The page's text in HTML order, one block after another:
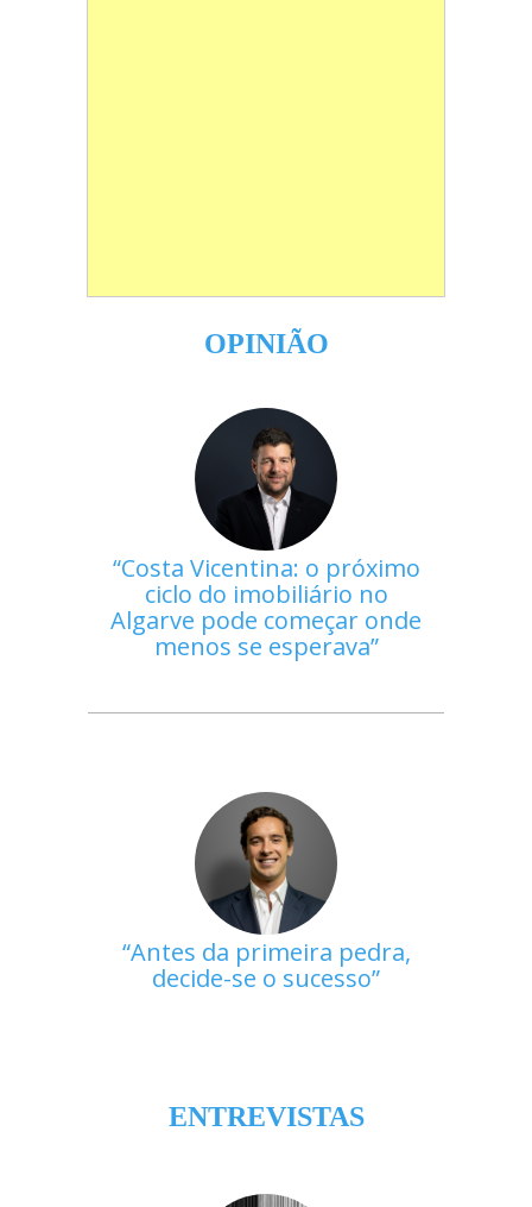
OPINIÃO
Costa Vicentina: o próximo
ciclo do imobiliário no
Algarve pode começar onde
menos se esperava
Antes da primeira pedra,
decide-se o sucesso
ENTREVISTAS